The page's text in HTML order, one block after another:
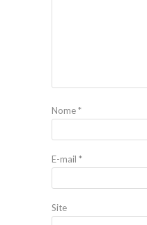
Nome*
E-mail *
Site